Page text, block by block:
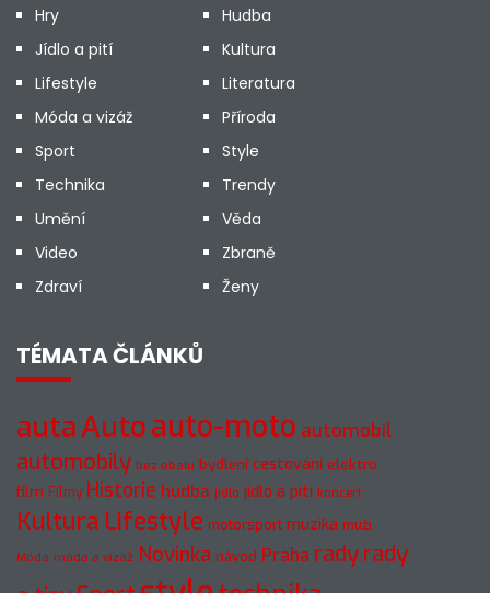
Hry
Hudba
Jídlo a pití
Kultura
Lifestyle
Literatura
Móda a vizáž
Příroda
Sport
Style
Technika
Trendy
Umění
Věda
Video
Zbraně
Zdraví
Ženy
TÉMATA ČLÁNKŮ
autaAutoauto-moto automobil
automobily bez obalu bydlení cestování elektro
film Filmy Historie hudba jídlo jídlo a pití koncert
Kultura Lifestyle motorsport muzika muži
Móda móda a vizáž Novinka návod Praha radyrady